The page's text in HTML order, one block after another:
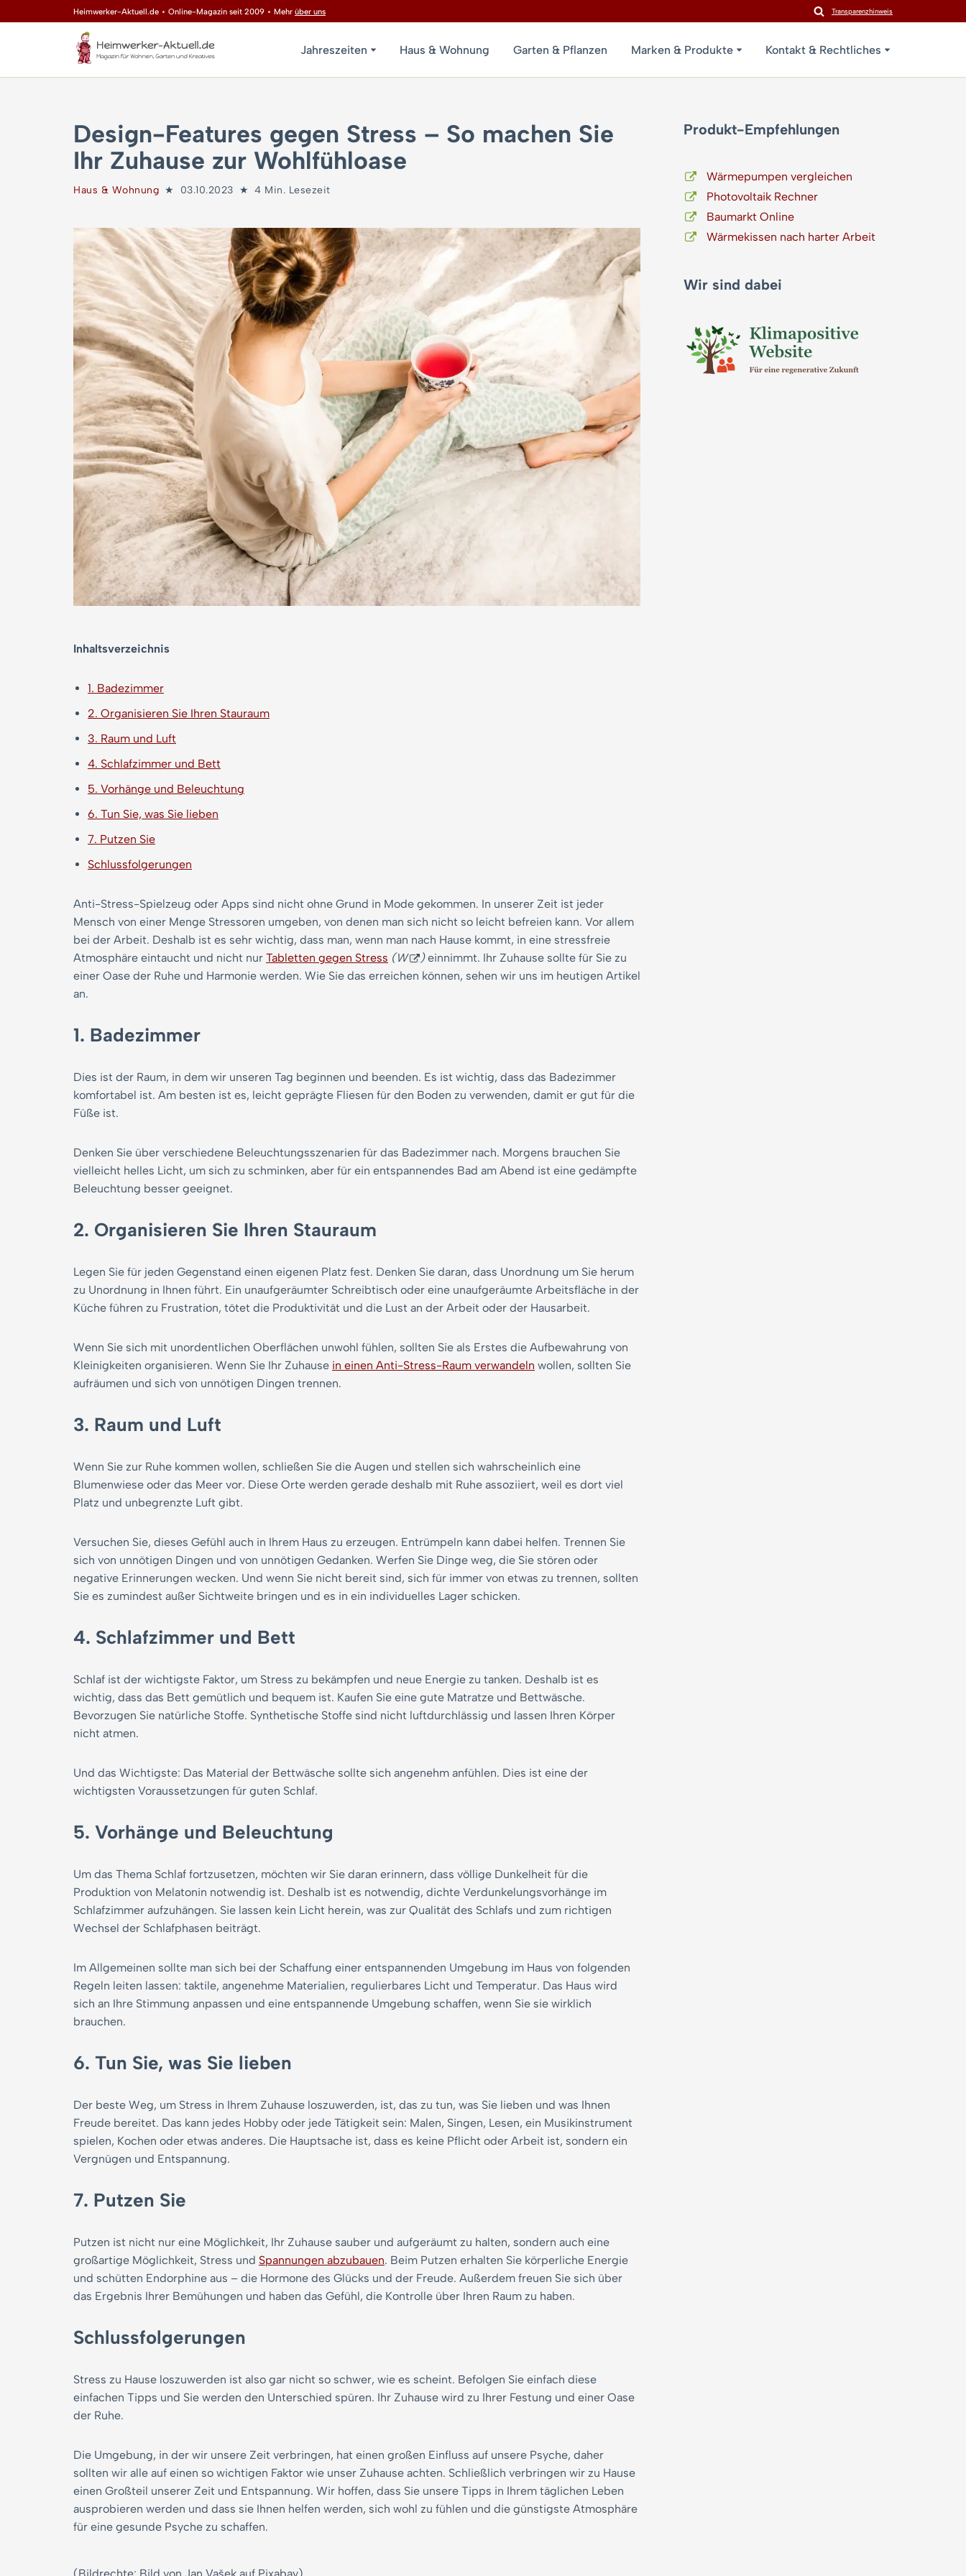
springen
Heimwerker-Aktuell.de ⋆ Online-Magazin seit 2009 ⋆ Mehr über uns Transparenzhinweis
Jahreszeiten Haus & Wohnung Garten & Pflanzen Marken & Produkte Kontakt & Rechtliches
Design-Features gegen Stress – So machen Sie
Ihr Zuhause zur Wohlfühloase
Haus & Wohnung 03.10.2023 4 Min. Lesezeit
Inhaltsverzeichnis
1. Badezimmer
2. Organisieren Sie Ihren Stauraum
3. Raum und Luft
4. Schlafzimmer und Bett
5. Vorhänge und Beleuchtung
6. Tun Sie, was Sie lieben
7. Putzen Sie
Schlussfolgerungen
Anti-Stress-Spielzeug oder Apps sind nicht ohne Grund in Mode gekommen. In unserer Zeit ist jeder
Mensch von einer Menge Stressoren umgeben, von denen man sich nicht so leicht befreien kann. Vor allem
bei der Arbeit. Deshalb ist es sehr wichtig, dass man, wenn man nach Hause kommt, in eine stressfreie
Atmosphäre eintaucht und nicht nur Tabletten gegen Stress (W )einnimmt. Ihr Zuhause sollte für Sie zu
einer Oase der Ruhe und Harmonie werden. Wie Sie das erreichen können, sehen wir uns im heutigen Artikel
an.
1. Badezimmer
Dies ist der Raum, in dem wir unseren Tag beginnen und beenden. Es ist wichtig, dass das Badezimmer
komfortabel ist. Am besten ist es, leicht geprägte Fliesen für den Boden zu verwenden, damit er gut für die
Füße ist.
Denken Sie über verschiedene Beleuchtungsszenarien für das Badezimmer nach. Morgens brauchen Sie
vielleicht helles Licht, um sich zu schminken, aber für ein entspannendes Bad am Abend ist eine gedämpfte
Beleuchtung besser geeignet.
2. Organisieren Sie Ihren Stauraum
Legen Sie für jeden Gegenstand einen eigenen Platz fest. Denken Sie daran, dass Unordnung um Sie herum
zu Unordnung in Ihnen führt. Ein unaufgeräumter Schreibtisch oder eine unaufgeräumte Arbeitsfläche in der
Küche führen zu Frustration, tötet die Produktivität und die Lust an der Arbeit oder der Hausarbeit.
Wenn Sie sich mit unordentlichen Oberflächen unwohl fühlen, sollten Sie als Erstes die Aufbewahrung von
Kleinigkeiten organisieren. Wenn Sie Ihr Zuhause in einen Anti-Stress-Raum verwandeln wollen, sollten Sie
aufräumen und sich von unnötigen Dingen trennen.
3. Raum und Luft
Wenn Sie zur Ruhe kommen wollen, schließen Sie die Augen und stellen sich wahrscheinlich eine
Blumenwiese oder das Meer vor. Diese Orte werden gerade deshalb mit Ruhe assoziiert, weil es dort viel
Platz und unbegrenzte Luft gibt.
Versuchen Sie, dieses Gefühl auch in Ihrem Haus zu erzeugen. Entrümpeln kann dabei helfen. Trennen Sie
sich von unnötigen Dingen und von unnötigen Gedanken. Werfen Sie Dinge weg, die Sie stören oder
negative Erinnerungen wecken. Und wenn Sie nicht bereit sind, sich für immer von etwas zu trennen, sollten
Sie es zumindest außer Sichtweite bringen und es in ein individuelles Lager schicken.
4. Schlafzimmer und Bett
Schlaf ist der wichtigste Faktor, um Stress zu bekämpfen und neue Energie zu tanken. Deshalb ist es
wichtig, dass das Bett gemütlich und bequem ist. Kaufen Sie eine gute Matratze und Bettwäsche.
Bevorzugen Sie natürliche Stoffe. Synthetische Stoffe sind nicht luftdurchlässig und lassen Ihren Körper
nicht atmen.
Und das Wichtigste: Das Material der Bettwäsche sollte sich angenehm anfühlen. Dies ist eine der
wichtigsten Voraussetzungen für guten Schlaf.
5. Vorhänge und Beleuchtung
Um das Thema Schlaf fortzusetzen, möchten wir Sie daran erinnern, dass völlige Dunkelheit für die
Produktion von Melatonin notwendig ist. Deshalb ist es notwendig, dichte Verdunkelungsvorhänge im
Schlafzimmer aufzuhängen. Sie lassen kein Licht herein, was zur Qualität des Schlafs und zum richtigen
Wechsel der Schlafphasen beiträgt.
Im Allgemeinen sollte man sich bei der Schaffung einer entspannenden Umgebung im Haus von folgenden
Regeln leiten lassen: taktile, angenehme Materialien, regulierbares Licht und Temperatur. Das Haus wird
sich an Ihre Stimmung anpassen und eine entspannende Umgebung schaffen, wenn Sie sie wirklich
brauchen.
6. Tun Sie, was Sie lieben
Der beste Weg, um Stress in Ihrem Zuhause loszuwerden, ist, das zu tun, was Sie lieben und was Ihnen
Freude bereitet. Das kann jedes Hobby oder jede Tätigkeit sein: Malen, Singen, Lesen, ein Musikinstrument
spielen, Kochen oder etwas anderes. Die Hauptsache ist, dass es keine Pflicht oder Arbeit ist, sondern ein
Vergnügen und Entspannung.
7. Putzen Sie
Putzen ist nicht nur eine Möglichkeit, Ihr Zuhause sauber und aufgeräumt zu halten, sondern auch eine
großartige Möglichkeit, Stress und Spannungen abzubauen. Beim Putzen erhalten Sie körperliche Energie
und schütten Endorphine aus – die Hormone des Glücks und der Freude. Außerdem freuen Sie sich über
das Ergebnis Ihrer Bemühungen und haben das Gefühl, die Kontrolle über Ihren Raum zu haben.
Schlussfolgerungen
Stress zu Hause loszuwerden ist also gar nicht so schwer, wie es scheint. Befolgen Sie einfach diese
einfachen Tipps und Sie werden den Unterschied spüren. Ihr Zuhause wird zu Ihrer Festung und einer Oase
der Ruhe.
Die Umgebung, in der wir unsere Zeit verbringen, hat einen großen Einfluss auf unsere Psyche, daher
sollten wir alle auf einen so wichtigen Faktor wie unser Zuhause achten. Schließlich verbringen wir zu Hause
einen Großteil unserer Zeit und Entspannung. Wir hoffen, dass Sie unsere Tipps in Ihrem täglichen Leben
ausprobieren werden und dass sie Ihnen helfen werden, sich wohl zu fühlen und die günstigste Atmosphäre
für eine gesunde Psyche zu schaffen.
Produkt-Empfehlungen
Wärmepumpen vergleichen
Photovoltaik Rechner
Baumarkt Online
Wärmekissen nach harter Arbeit
Wir sind dabei